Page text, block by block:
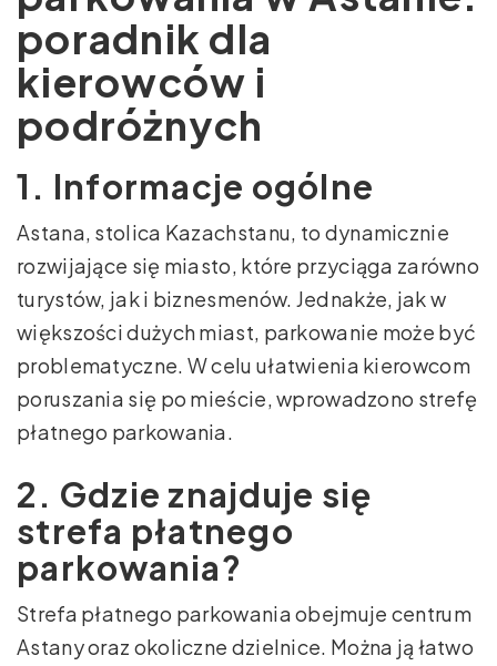
poradnik dla
kierowców i
podróżnych
1. Informacje ogólne
Astana, stolica Kazachstanu, to dynamicznie
rozwijające się miasto, które przyciąga zarówno
turystów, jak i biznesmenów. Jednakże, jak w
większości dużych miast, parkowanie może być
problematyczne. W celu ułatwienia kierowcom
poruszania się po mieście, wprowadzono strefę
płatnego parkowania.
2. Gdzie znajduje się
strefa płatnego
parkowania?
Strefa płatnego parkowania obejmuje centrum
Astany oraz okoliczne dzielnice. Można ją łatwo